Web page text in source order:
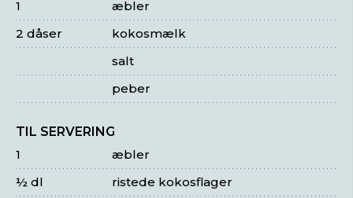
æbler
1
kokosmælk
2 dåser
salt
peber
TIL SERVERING
æbler
1
ristede kokosflager
½ dl